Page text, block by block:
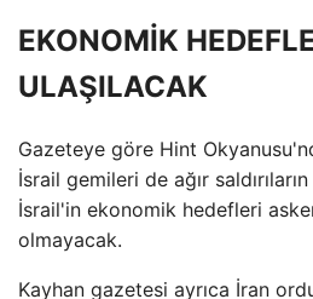
EKONOMİK
ULAŞILACAK
Gazeteye göre Hint
İsrail gemileri de ağır
İsrail'in ekonomik hedefleri
olmayacak.
Kayhan gazetesi ayrıca İran